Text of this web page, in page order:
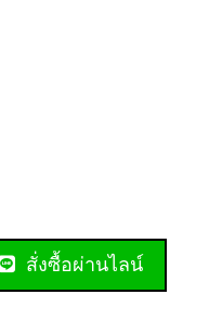
สั่งซื้อผ่านไลน์